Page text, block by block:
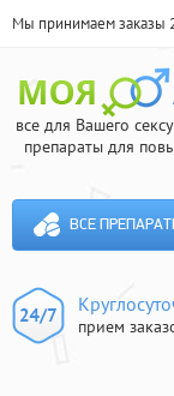
Мы принимаем заказы
все для Вашего
препараты для
ВСЕ
прием